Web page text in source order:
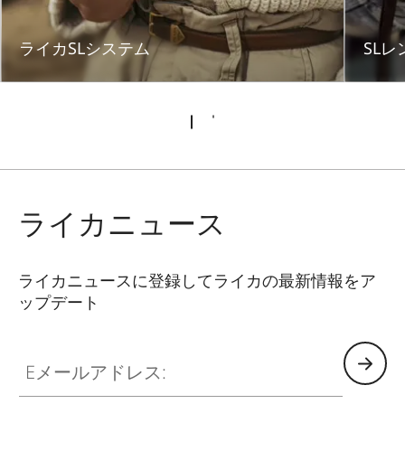
ライカSLシステム SLレ
ライカニュース
ライカニュースに登録してライカの最新情報をア
ップデート